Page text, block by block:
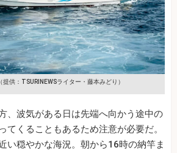
提供：TSURINEWSライター・藤本みどり）
、波気がある日は先端へ向かう途中の
てくることもあるため注意が必要だ。
い穏やかな海況。朝から16時の納竿ま